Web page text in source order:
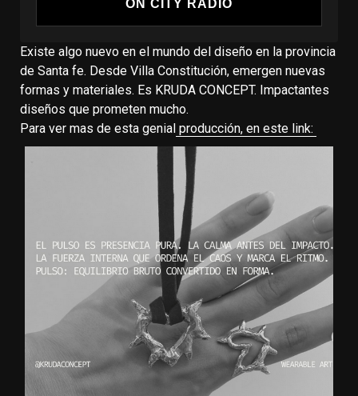
ON CITY RADIO
Existe algo nuevo en el mundo del diseño en la provincia
de Santa fe. Desde Villa Constitución, emergen nuevas
formas y materiales. Es KRUDA CONCEPT. Impactantes
diseños que prometen mucho.
Para ver mas de esta genial producción, en este link: